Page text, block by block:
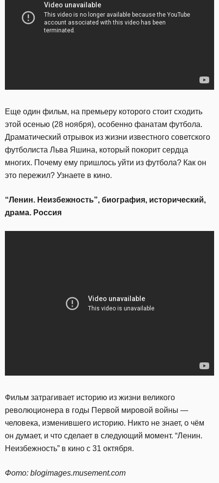
Еще один фильм, на премьеру которого стоит сходить
этой осенью (28 ноября), особенно фанатам футбола.
Драматический отрывок из жизни известного советского
футболиста Льва Яшина, который покорит сердца
многих. Почему ему пришлось уйти из футбола? Как он
это пережил? Узнаете в кино.
“Ленин. Неизбежность”, биография, исторический,
драма. Россия
Фильм затрагивает историю из жизни великого
революционера в годы Первой мировой войны —
человека, изменившего историю. Никто не знает, о чём
он думает, и что сделает в следующий момент. “Ленин.
Неизбежность” в кино с 31 октября.
Фото: blogimages.musement.com